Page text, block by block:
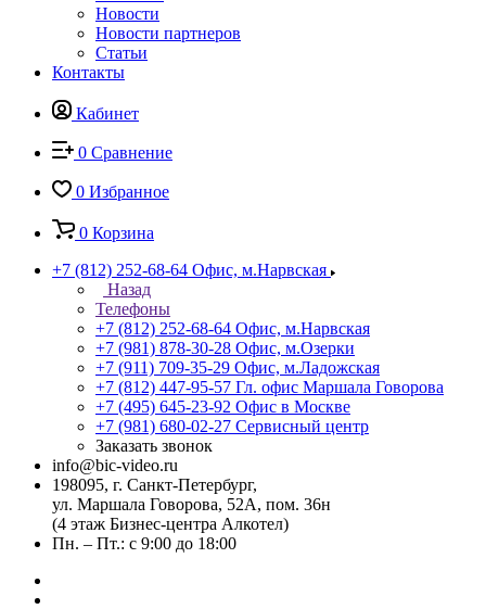
Новости
Новости партнеров
Статьи
Контакты
Кабинет
0 Сравнение
0 Избранное
0 Корзина
+7 (812) 252-68-64 Офис, м.Нарвская
Назад
Телефоны
+7 (812) 252-68-64 Офис, м.Нарвская
+7 (981) 878-30-28 Офис, м.Озерки
+7 (911) 709-35-29 Офис, м.Ладожская
+7 (812) 447-95-57 Гл. офис Маршала Говорова
+7 (495) 645-23-92 Офис в Москве
+7 (981) 680-02-27 Сервисный центр
Заказать звонок
info@bic-video.ru
198095, г. Санкт-Петербург,
ул. Маршала Говорова, 52А, пом. 36н
(4 этаж Бизнес-центра Алкотел)
Пн. – Пт.: с 9:00 до 18:00